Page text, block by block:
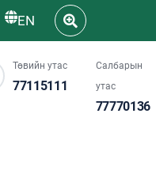
EN
Төвийн утас
77115111
Салбарын
утас
77770136